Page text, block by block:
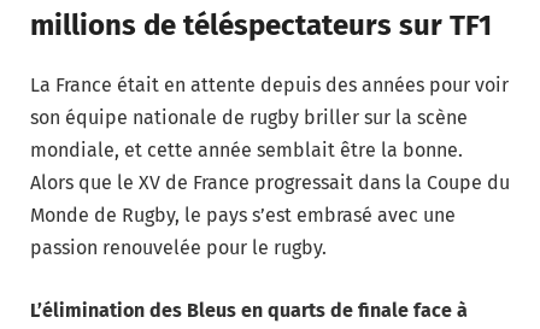
millions de téléspectateurs sur TF1
La France était en attente depuis des années pour voir
son équipe nationale de rugby briller sur la scène
mondiale, et cette année semblait être la bonne.
Alors que le XV de France progressait dans la Coupe du
Monde de Rugby, le pays s’est embrasé avec une
passion renouvelée pour le rugby.
L’élimination des Bleus en quarts de finale face à